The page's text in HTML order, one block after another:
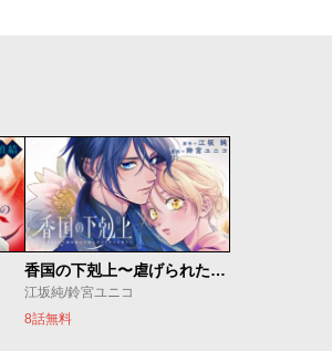
香国の下剋上〜虐げられた調香師は不遇の皇子と天下を狙う〜
江坂純/鈴宮ユニコ
8話無料